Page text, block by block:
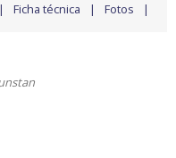
Ficha técnica Fotos